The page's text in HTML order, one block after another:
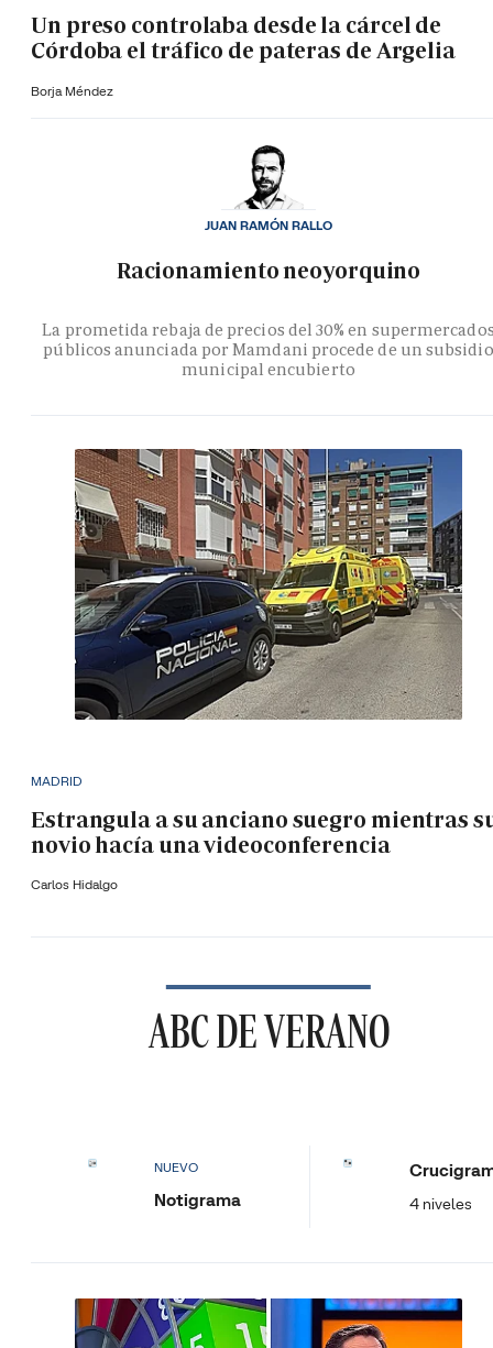
Un preso controlaba desde la cárcel de
Córdoba el tráfico de pateras de Argelia
Borja Méndez
Racionamiento neoyorquino
La prometida rebaja de precios del 30% en
públicos anunciada por Mamdani procede de un subsidio
municipal encubierto
JUAN RAMÓN RALLO
MADRID
Estrangula a su anciano suegro mientras
novio hacía una videoconferencia
Carlos Hidalgo
ABC DE VERANO
NUEVO
Notigrama 4 niveles